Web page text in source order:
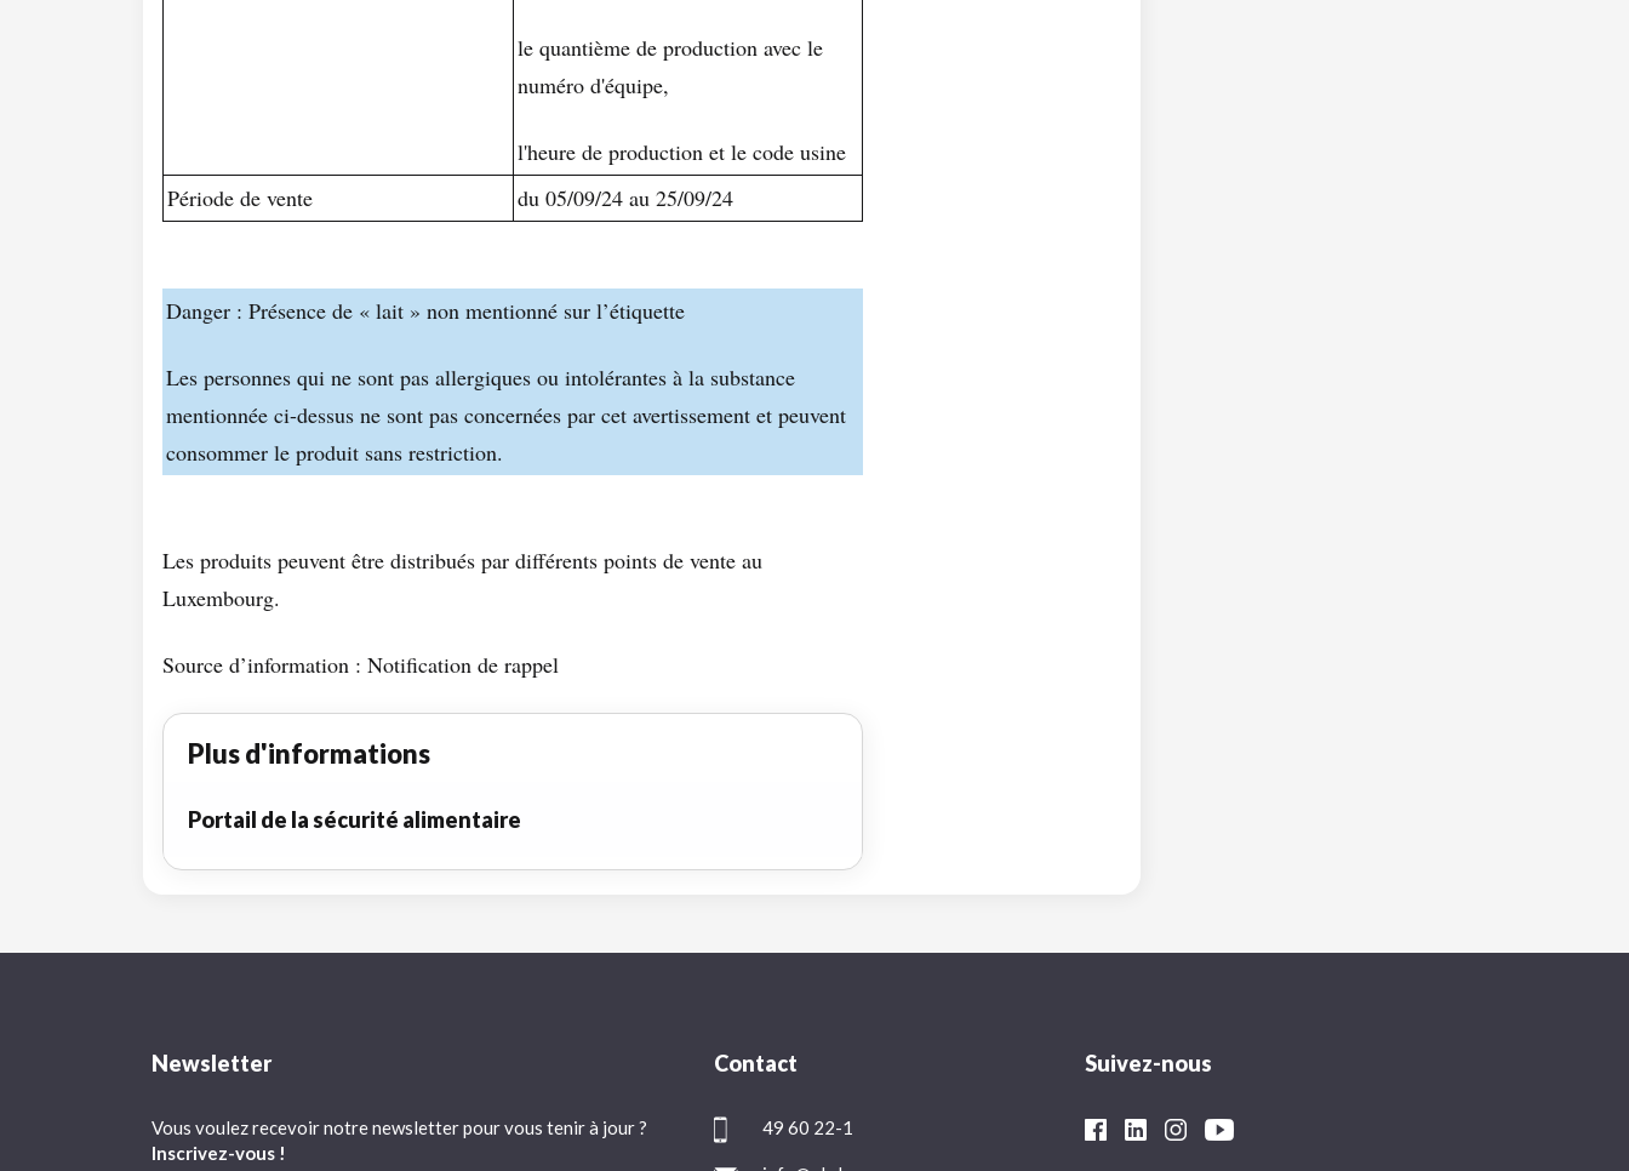
le quantième de production avec le
numéro d'équipe,
l'heure de production et le code usine
Période de vente
du 05/09/24 au 25/09/24
Danger : Présence de « lait » non mentionné sur l’étiquette
Les personnes qui ne sont pas allergiques ou intolérantes à la substance
mentionnée ci-dessus ne sont pas concernées par cet avertissement et peuvent
consommer le produit sans restriction.
Les produits peuvent être distribués par différents points de vente au
Luxembourg.
Source d’information : Notification de rappel
Plus d'informations
Portail de la sécurité alimentaire
Newsletter
Vous voulez recevoir notre newsletter pour vous tenir à jour ?
Inscrivez-vous !
Contact
49 60 22-1
Suivez-nous